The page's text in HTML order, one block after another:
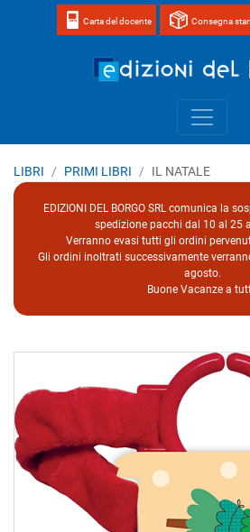
Carta del docente Consegna
LIBRI PRIMI LIBRI IL NATALE
EDIZIONI DEL BORGO SRL comunica la
spedizione pacchi dal 10 al 25
Verranno evasi tutti gli ordini
Gli ordini inoltrati successivamente
agosto.
Buone Vacanze a